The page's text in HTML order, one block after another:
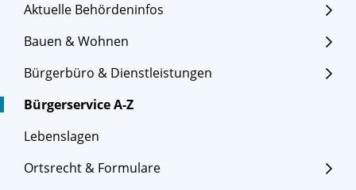
Aktuelle Behördeninfos
Bauen & Wohnen
Bürgerbüro & Dienstleistungen
Bürgerservice A-Z
Lebenslagen
Ortsrecht & Formulare